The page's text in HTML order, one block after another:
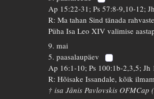
Ap 15:22-31; Ps 57:8-9,10-12;
R: Ma tahan Sind tänada
Püha Isa Leo XIV valimise
9. mai
5. paasalaupäev
Ap 16:1-10; Ps 100:1b-2,3,5; Jh
R: Hõisake Issandale, kõik
† isa Jānis Pavlovskis OFMCap